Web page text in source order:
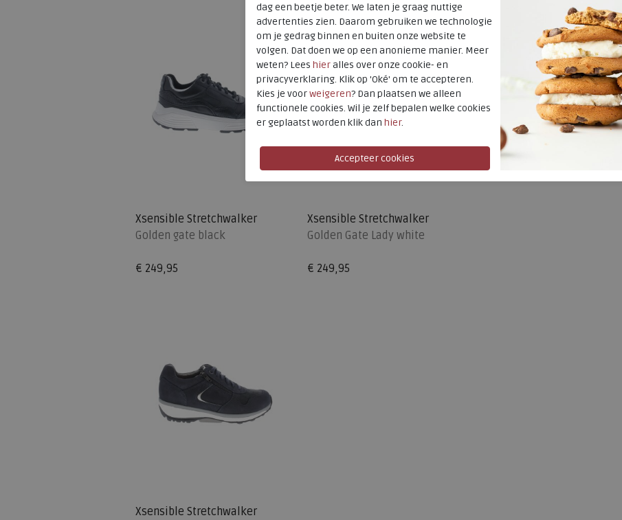
Xsensible Stretchwalker
Golden gate black
€ 249,95
Xsensible Stretchwalker
Golden Gate Lady white
€ 249,95
Xsensible Stretchwalker
dag een beetje beter. We laten je graag nuttige
advertenties zien. Daarom gebruiken we technologie
om je gedrag binnen en buiten onze website te
volgen. Dat doen we op een anonieme manier. Meer
weten? Lees hieralles over onze cookie- en
privacyverklaring. Klik op 'Oké' om te accepteren.
Kies je voorweigeren? Dan plaatsen we alleen
functionele cookies. Wil je zelf bepalen welke cookies
er geplaatst worden klik dan hier.